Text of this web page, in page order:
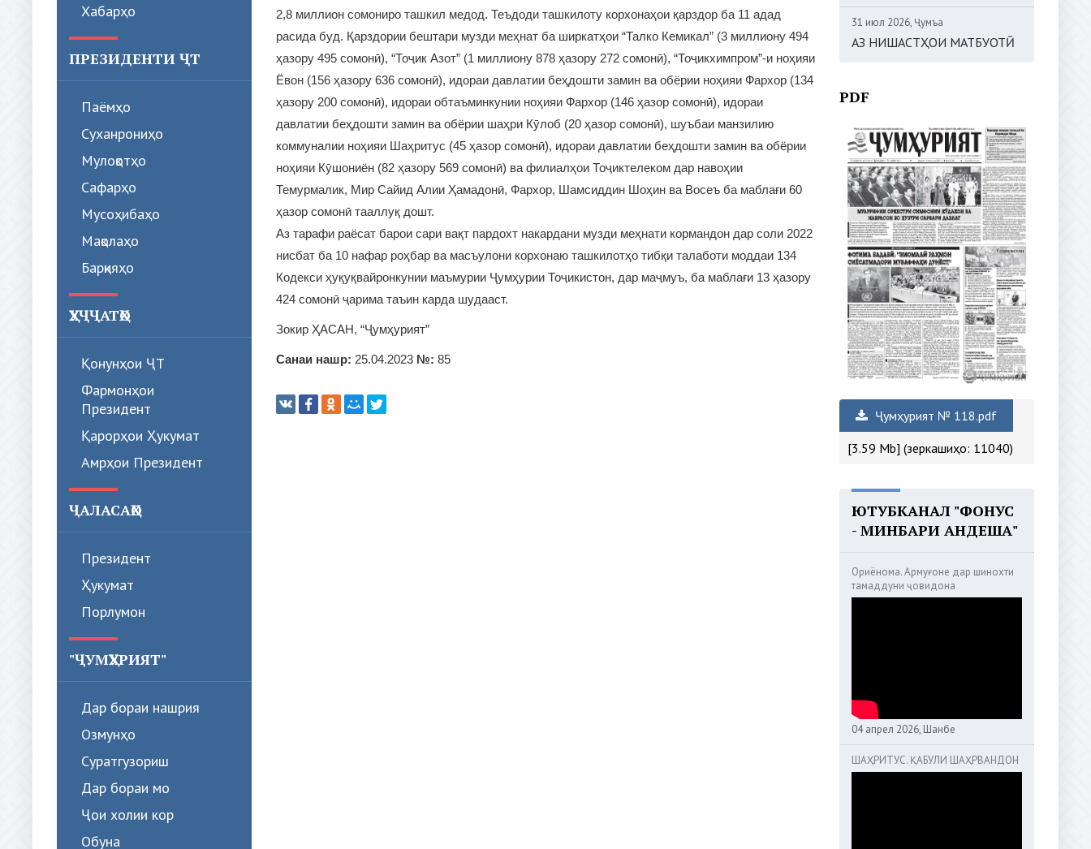
Хабарҳо
ПРЕЗИДЕНТИ ҶТ
Паёмҳо
Суханрониҳо
Мулоқотҳо
Сафарҳо
Мусоҳибаҳо
Мақолаҳо
Барқияҳо
ҲУҶҶАТҲО
Қонунҳои ҶТ
Фармонҳои
Президент
Қарорҳои Ҳукумат
Амрҳои Президент
ҶАЛАСАҲО
Президент
Ҳукумат
Порлумон
"ҶУМҲУРИЯТ"
Дар бораи нашрия
Озмунҳо
Суратгузориш
Дар бораи мо
Ҷои холии кор
Обуна
2,8 миллион сомониро ташкил медод. Теъдоди ташкилоту корхонаҳои қарздор ба 11 адад
расида буд. Қарздории бештари музди меҳнат ба ширкатҳои “Талко Кемикал” (3 миллиону 494
ҳазору 495 сомонӣ), “Тоҷик Азот” (1 миллиону 878 ҳазору 272 сомонӣ), “Тоҷикхимпром”-и ноҳияи
Ёвон (156 ҳазору 636 сомонӣ), идораи давлатии беҳдошти замин ва обёрии ноҳияи Фархор (134
ҳазору 200 сомонӣ), идораи обтаъминкунии ноҳияи Фархор (146 ҳазор сомонӣ), идораи
давлатии беҳдошти замин ва обёрии шаҳри Кӯлоб (20 ҳазор сомонӣ), шуъбаи манзилию
коммуналии ноҳияи Шаҳритус (45 ҳазор сомонӣ), идораи давлатии беҳдошти замин ва обёрии
ноҳияи Кӯшониён (82 ҳазору 569 сомонӣ) ва филиалҳои Тоҷиктелеком дар навоҳии
Темурмалик, Мир Сайид Алии Ҳамадонӣ, Фархор, Шамсиддин Шоҳин ва Восеъ ба маблағи 60
ҳазор сомонӣ тааллуқ дошт.
Аз тарафи раёсат барои сари вақт пардохт накардани музди меҳнати кормандон дар соли 2022
нисбат ба 10 нафар роҳбар ва масъулони корхонаю ташкилотҳо тибқи талаботи моддаи 134
Кодекси ҳуқуқвайронкунии маъмурии Ҷумҳурии Тоҷикистон, дар маҷмуъ, ба маблағи 13 ҳазору
424 сомонӣ ҷарима таъин карда шудааст.
Зокир ҲАСАН, “Ҷумҳурият”
Санаи нашр: 25.04.2023 №: 85
31 июл 2026, Ҷумъа
АЗ НИШАСТҲОИ МАТБУОТӢ
PDF
Ҷумҳурият № 118.pdf
[3.59 Mb] (зеркашиҳо: 11040)
ЮТУБКАНАЛ "ФОНУС
- МИНБАРИ АНДЕША"
Ориёнома. Армуғоне дар шинохти
тамаддуни ҷовидона
04 апрел 2026, Шанбе
ШАҲРИТУС. ҚАБУЛИ ШАҲРВАНДОН